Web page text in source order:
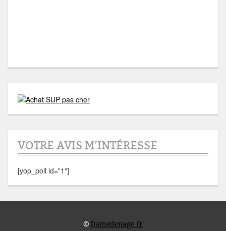
VOTRE AVIS M’INTÉRESSE
[yop_poll id="1"]
© Damedenage.fr